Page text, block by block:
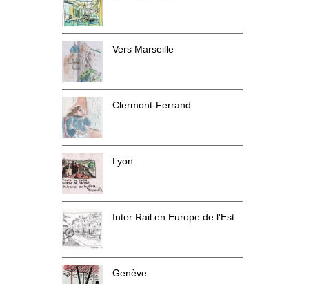
Vers Marseille
Clermont-Ferrand
Lyon
Inter Rail en Europe de l'Est
Genève